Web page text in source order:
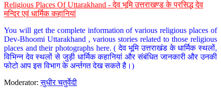
Religious Places Of Uttarakhand - देव भूमि उत्तराखण्ड के प्रसिद्ध देव
मन्दिर एवं धार्मिक कहानियां
You will get the complete information of various religious places of
Dev-Bhoomi Uttarakhand , various stories related to those religious
places and their photographs here. ( देव भूमि उत्तराखंड के धार्मिक स्थलों,
विभिन्न देव स्थलों से जुड़ी धार्मिक कहानियां और संबंधित जानकारी और उनकी
फोटो आप इस विभाग के अर्न्तगत देख सकते है।)
Moderator:सुधीर चतुर्वेदी